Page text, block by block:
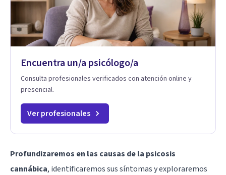
Encuentra un/a psicólogo/a
Consulta profesionales verificados con atención online y
presencial.
Ver profesionales
Profundizaremos en las causas de la psicosis
cannábica, identificaremos sus síntomas y exploraremos